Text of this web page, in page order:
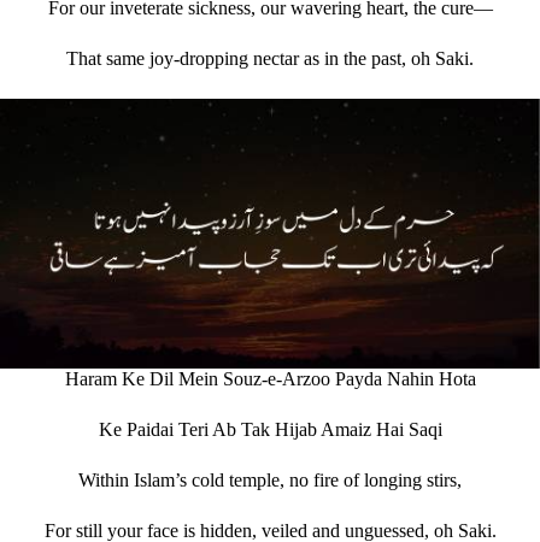
For our inveterate sickness, our wavering heart, the cure—
That same joy‐dropping nectar as in the past, oh Saki.
Haram Ke Dil Mein Souz-e-Arzoo Payda Nahin Hota
Ke Paidai Teri Ab Tak Hijab Amaiz Hai Saqi
Within Islam’s cold temple, no fire of longing stirs,
For still your face is hidden, veiled and unguessed, oh Saki.